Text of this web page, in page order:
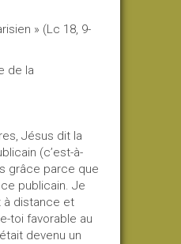
» (Lc 18, 9-
de la
Jésus dit la
(c’est-à-
grâce parce que
publicain. Je
à distance et
toi favorable au
devenu un